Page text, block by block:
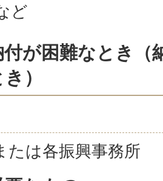
ど
が困難なとき（
）
たは各振興事務所